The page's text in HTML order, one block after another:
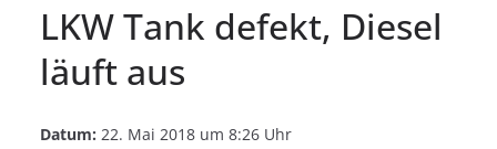
LKW Tank defekt, Diesel
läuft aus
Datum: 22. Mai 2018 um 8:26 Uhr